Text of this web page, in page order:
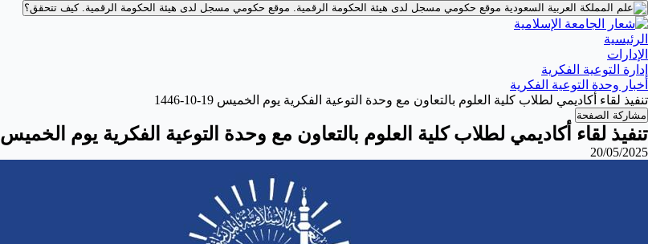
موقع حكومي مسجل لدى هيئة الحكومة الرقمية. موقع حكومي مسجل لدى هيئة الحكومة الرقمية.كيف تتحقق؟
الرئيسية
الإدارات
إدارة التوعية الفكرية
أخبار وحدة التوعية الفكرية
تنفيذ لقاء أكاديمي لطلاب كلية العلوم بالتعاون مع وحدة التوعية الفكرية يوم الخميس 19-10-1446
مشاركة الصفحة
تنفيذ لقاء أكاديمي لطلاب كلية العلوم بالتعاون مع وحدة التوعية الفكرية يوم الخميس 19-10-1446
20/05/2025